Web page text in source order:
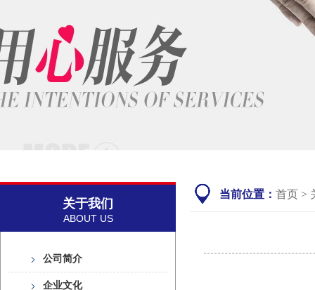
关于我们
ABOUT US
公司简介
企业文化
当前位置： 首页 >